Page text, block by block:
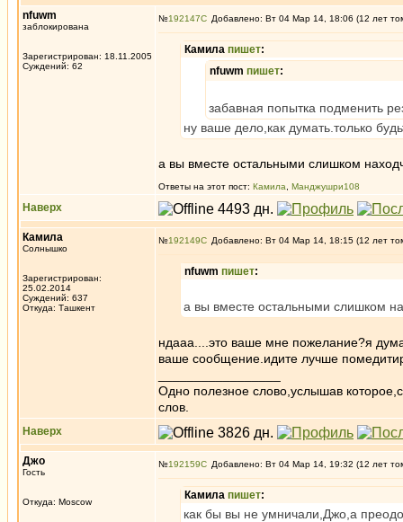
nfuwm
заблокирована
Зарегистрирован: 18.11.2005
Суждений: 62
№192147 Добавлено: Вт 04 Мар 14, 18:06 (12 лет
Камила пишет:
nfuwm пишет:
забавная попытка подменить
ну ваше дело,как думать.только
а вы вместе остальными слишком
Ответы на этот пост: Камила Манджушри108
Наверх
Камила
Солнышко
Зарегистрирован:
25.02.2014
Суждений: 637
Откуда: Ташкент
№192149 Добавлено: Вт 04 Мар 14, 18:15 (12 лет
nfuwm пишет:
а вы вместе остальными слишком
ндааа....это ваше мне пожелание?я
ваше сообщение.идите лучше
Одно полезное слово,услышав
слов.
Наверх
Джо
Гость
Откуда: Moscow
№192159 Добавлено: Вт 04 Мар 14, 19:32 (12 лет
Камила пишет:
как бы вы не умничали,Джо,а